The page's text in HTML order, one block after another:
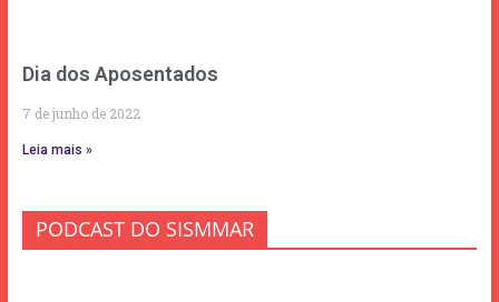
Dia dos Aposentados
7 de junho de 2022
Leia mais »
PODCAST DO SISMMAR